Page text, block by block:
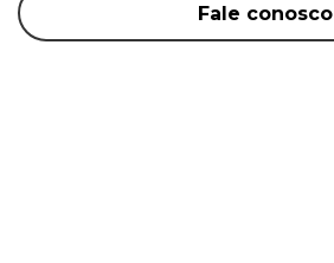
Fale conosco